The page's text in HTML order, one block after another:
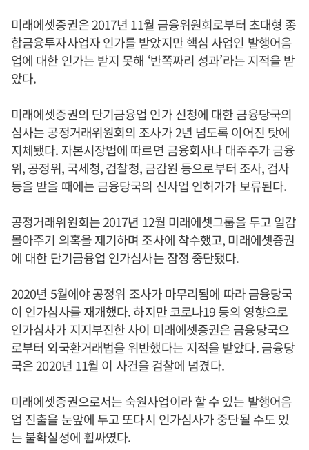
미래에셋증권은 2017년 11월 금융위원회로부터 초대형 종
합금융투자사업자 인가를 받았지만 핵심 사업인 발행어음
업에 대한 인가는 받지 못해 ‘반쪽짜리 성과’라는 지적을 받
았다.
미래에셋증권의 단기금융업 인가 신청에 대한 금융당국의
심사는 공정거래위원회의 조사가 2년 넘도록 이어진 탓에
지체됐다. 자본시장법에 따르면 금융회사나 대주주가 금융
위, 공정위, 국세청, 검찰청, 금감원 등으로부터 조사, 검사
등을 받을 때에는 금융당국의 신사업 인허가가 보류된다.
공정거래위원회는 2017년 12월 미래에셋그룹을 두고 일감
몰아주기 의혹을 제기하며 조사에 착수했고, 미래에셋증권
에 대한 단기금융업 인가심사는 잠정 중단됐다.
2020년 5월에야 공정위 조사가 마무리됨에 따라 금융당국
이 인가심사를 재개했다. 하지만 코로나19 등의 영향으로
인가심사가 지지부진한 사이 미래에셋증권은 금융당국으
로부터 외국환거래법을 위반했다는 지적을 받았다. 금융당
국은 2020년 11월 이 사건을 검찰에 넘겼다.
미래에셋증권으로서는 숙원사업이라 할 수 있는 발행어음
업 진출을 눈앞에 두고 또다시 인가심사가 중단될 수도 있
는 불확실성에 휩싸였다.